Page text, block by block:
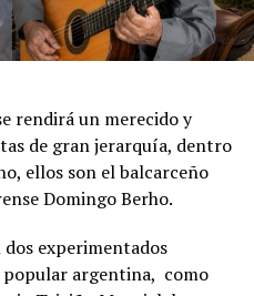
rendirá un merecido y
de gran jerarquía, dentro
ellos son el balcarceño
Domingo Berho.
experimentados
popular argentina, como